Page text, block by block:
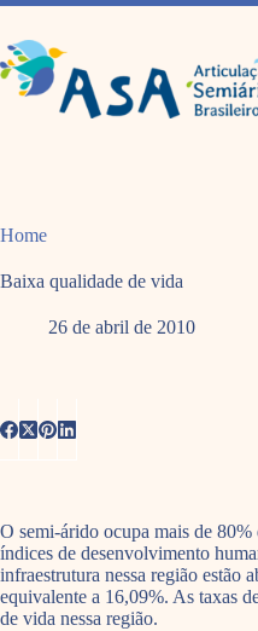
Pular
o
conteúdo
Home
Baixa qualidade de vida
26 de abril de 2010
O semi-árido ocupa mais de
índices de desenvolvimento
infraestrutura nessa região estão
equivalente a 16,09%. As taxas
de vida nessa região.